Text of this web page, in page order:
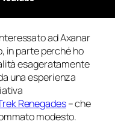
ad Axanar
in parte perché ho
esageratamente
una esperienza
Renegades– che
modesto.